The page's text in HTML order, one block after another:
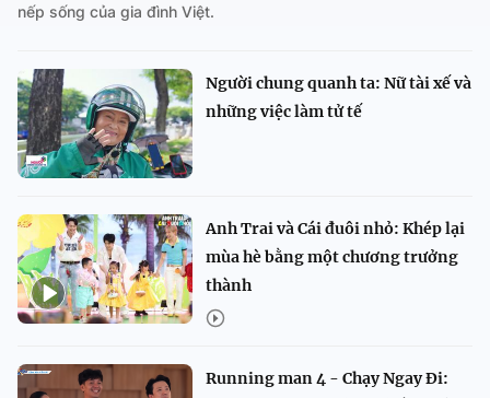
nếp sống của gia đình Việt.
Người chung quanh ta: Nữ tài xế và
những việc làm tử tế
Anh Trai và Cái đuôi nhỏ: Khép lại
mùa hè bằng một chương trưởng
thành
Running man 4 - Chạy Ngay Đi: